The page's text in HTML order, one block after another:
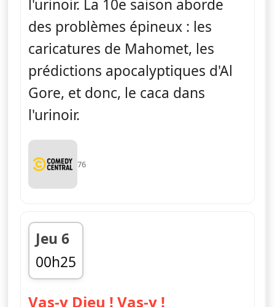
l'urinoir. La 10e saison aborde
des problèmes épineux : les
caricatures de Mahomet, les
prédictions apocalyptiques d'Al
Gore, et donc, le caca dans
l'urinoir.
76
Jeu 6
00h25
fin 00h45
Vas-y Dieu ! Vas-y !